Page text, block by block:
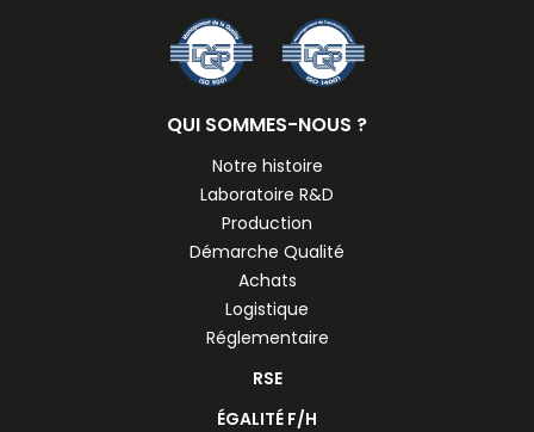
QUI SOMMES-NOUS ?
Notre histoire
Laboratoire R&D
Production
Démarche Qualité
Achats
Logistique
Réglementaire
RSE
ÉGALITÉ F/H